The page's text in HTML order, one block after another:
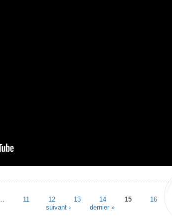
11 12 13 14 15 16
suivant ›
dernier »